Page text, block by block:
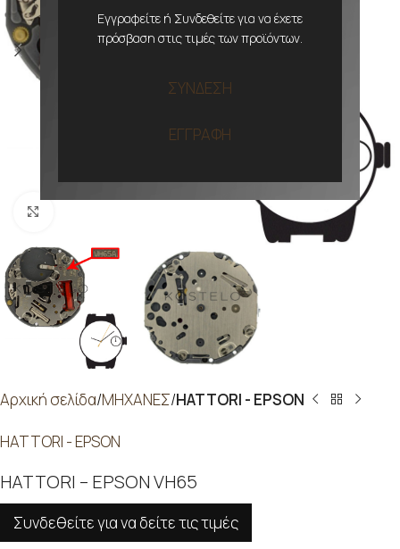
Εγγραφείτε ή Συνδεθείτε για να έχετε
πρόσβαση στις τιμές των προϊόντων.
ΣΥΝΔΕΣΗ
ΕΓΓΡΑΦΗ
Αρχική σελίδα ΜΗΧΑΝΕΣ HATTORI - EPSON
HATTORI - EPSON
HATTORI – EPSON VH65
Συνδεθείτε για να δείτε τις τιμές